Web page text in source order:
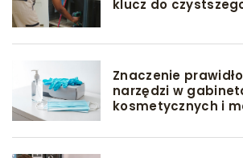
klucz do
Znaczenie
narzędzi w
kosmetycznych i